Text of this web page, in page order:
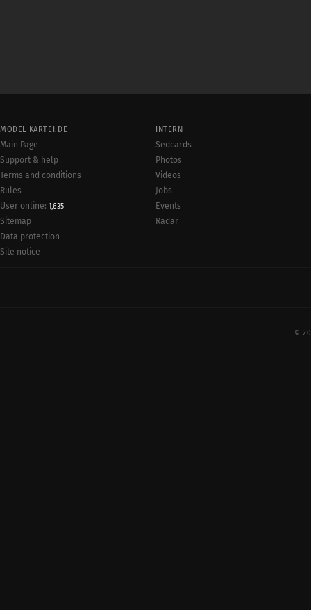
MODEL-KARTEI.DE
Main Page
Support & help
Terms and conditions
Rules
User online: 1,635
Sitemap
Data protection
Site notice
INTERN
Sedcards
Photos
Videos
Jobs
Events
Radar
©